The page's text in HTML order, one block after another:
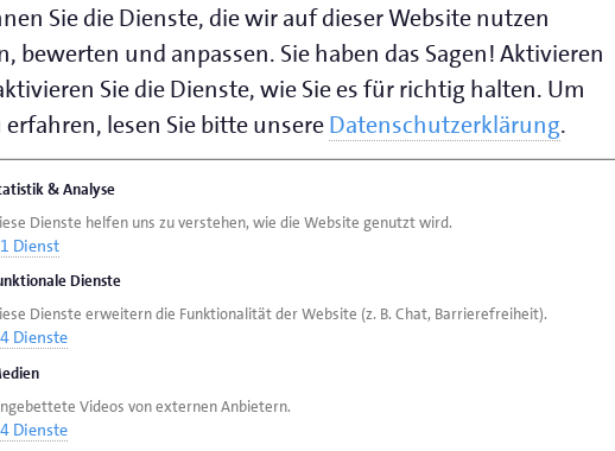
Sie die Dienste, die wir auf dieser Website nutzen
bewerten und anpassen. Sie haben das Sagen! Aktivieren
Sie die Dienste, wie Sie es für richtig halten. Um
lesen Sie bitte unsereDatenschutzerklärung.
& Analyse
Dienste helfen uns zu verstehen, wie die Website genutzt wird.
1 Dienst
Dienste
Dienste erweitern die Funktionalität der Website (z. B. Chat, Barrierefreiheit).
4 Dienste
Videos von externen Anbietern.
4 Dienste